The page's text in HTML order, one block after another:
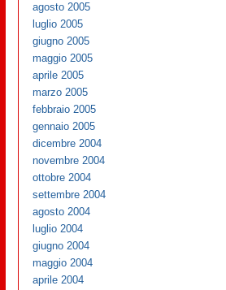
agosto 2005
luglio 2005
giugno 2005
maggio 2005
aprile 2005
marzo 2005
febbraio 2005
gennaio 2005
dicembre 2004
novembre 2004
ottobre 2004
settembre 2004
agosto 2004
luglio 2004
giugno 2004
maggio 2004
aprile 2004